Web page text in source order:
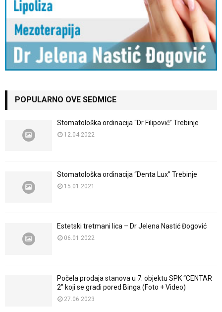
POPULARNO OVE SEDMICE
Stomatološka ordinacija “Dr Filipović” Trebinje
12.04.2022
Stomatološka ordinacija “Denta Lux” Trebinje
15.01.2021
Estetski tretmani lica – Dr Jelena Nastić Đogović
06.01.2022
Počela prodaja stanova u 7. objektu SPK “CENTAR
2” koji se gradi pored Binga (Foto + Video)
27.06.2023